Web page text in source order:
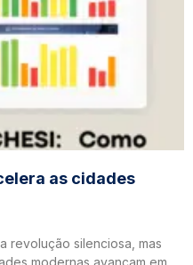
as cidades
revolução silenciosa, mas
modernas avançam em